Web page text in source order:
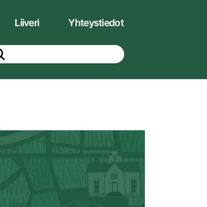
Liiveri Yhteystiedot